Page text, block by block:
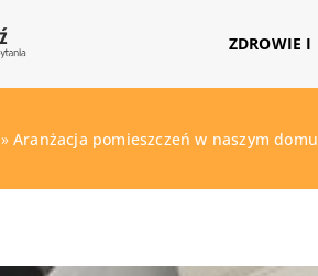
ZDROWIE I
»Aranżacja pomieszczeń w naszym